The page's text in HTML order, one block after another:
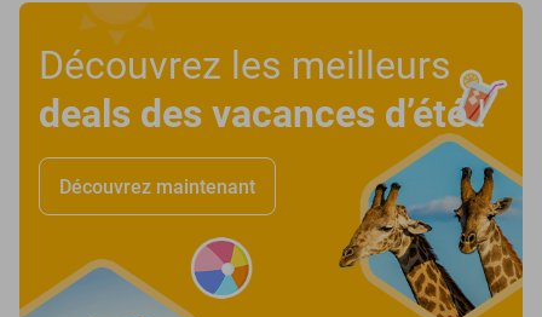
Découvrez les meilleurs
deals des vacances d’été!
Découvrez maintenant